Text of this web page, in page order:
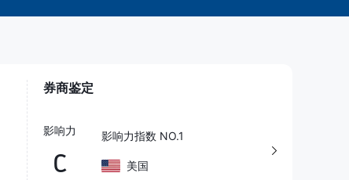
券商鉴定
影响力
C
影响力指数 NO.1
美国